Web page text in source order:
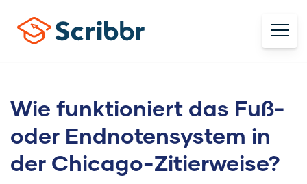
Wie funktioniert das Fuß-
oder Endnotensystem in
der Chicago-Zitierweise?